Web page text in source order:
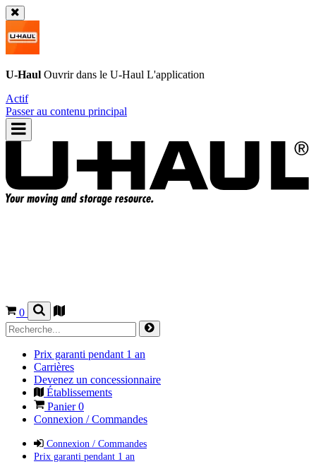
U-Haul Ouvrir dans le U-Haul L'application
Actif
Passer au contenu principal
0
Prix garanti pendant 1 an
Carrières
Devenez un concessionnaire
Établissements
Panier0
Connexion / Commandes
Connexion / Commandes
Prix garanti pendant 1 an